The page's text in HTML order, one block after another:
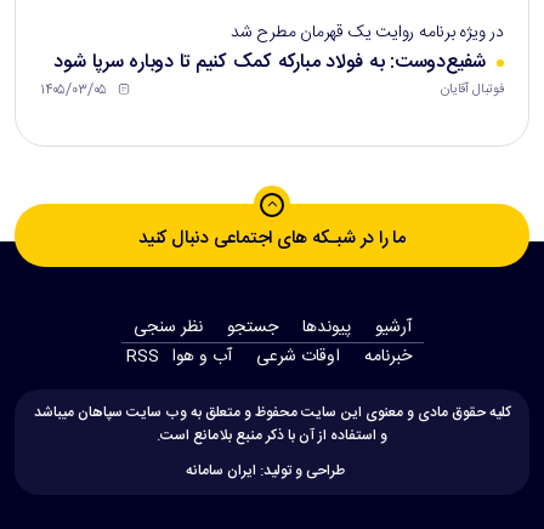
در ویژه برنامه روایت یک قهرمان مطرح شد
شفیع‌دوست: به فولاد مبارکه کمک کنیم تا دوباره سرپا شود
فوتبال آقایان ۱۴۰۵/۰۳/۰۵
ما را در شبـکه های اجتماعی دنبال کنید
آرشیو پیوندها جستجو
نظر سنجی
‫خبرنامه‬
اوقات شرعی آب و هوا RSS
کلیه حقوق مادی و معنوی این سایت محفوظ و متعلق به وب سایت سپاهان میباشد
و استفاده از آن با ذکر منبع بلامانع است.
طراحی و تولید: ایران سامانه